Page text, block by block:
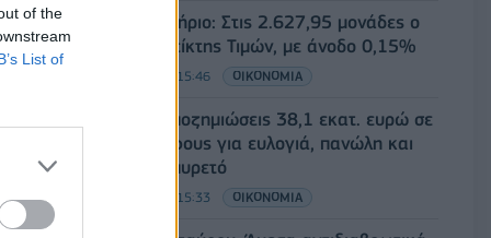
of the
List of
Χρηματιστήριο: Στις 2.627,95 μονάδες ο
Γενικός Δείκτης Τιμών, με άνοδο 0,15%
06/08/2026 - 15:46 ΟΙΚΟΝΟΜΙΑ
ΥΠΑΑΤ: Αποζημιώσεις 38,1 εκατ. ευρώ σε
κτηνοτρόφους για ευλογιά, πανώλη και
αφθώδη πυρετό
06/08/2026 - 15:33 ΟΙΚΟΝΟΜΙΑ